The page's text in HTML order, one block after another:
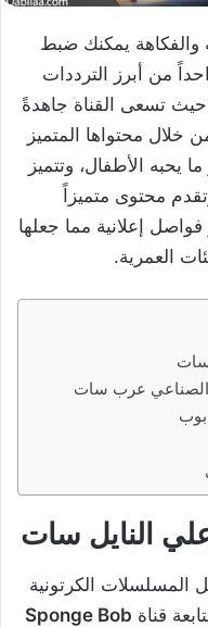
يمكنك ضبط
من أبرز الترددات
حيث تسعى القناة جاهدةً
خلال محتواها المتميز
يحبه الأطفال، وتتميز
محتوى متميزاً
إعلانية مما جعلها
العمرية.
سات
الصناعي عرب سات
النايل سات
الكرتونية
قناة Sponge Bob